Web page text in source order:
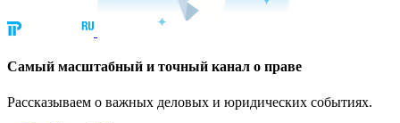
Cамый масштабный и точный канал о праве
Рассказываем о важных деловых и юридических событиях.